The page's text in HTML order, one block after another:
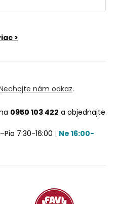
>
nám odkaz.
0950 103 422 a objednajte
7:30-16:00 | Ne 16:00-